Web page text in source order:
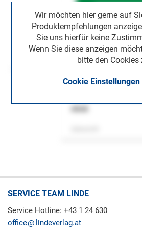
Wir möchten hier gerne auf
Produktempfehlungen
Sie uns hierfür keine
Wenn Sie diese anzeigen
bitte den Cookies
Cookie
SERVICE TEAM LINDE
Service Hotline: +43 1 24 630
office
lindeverlag.at